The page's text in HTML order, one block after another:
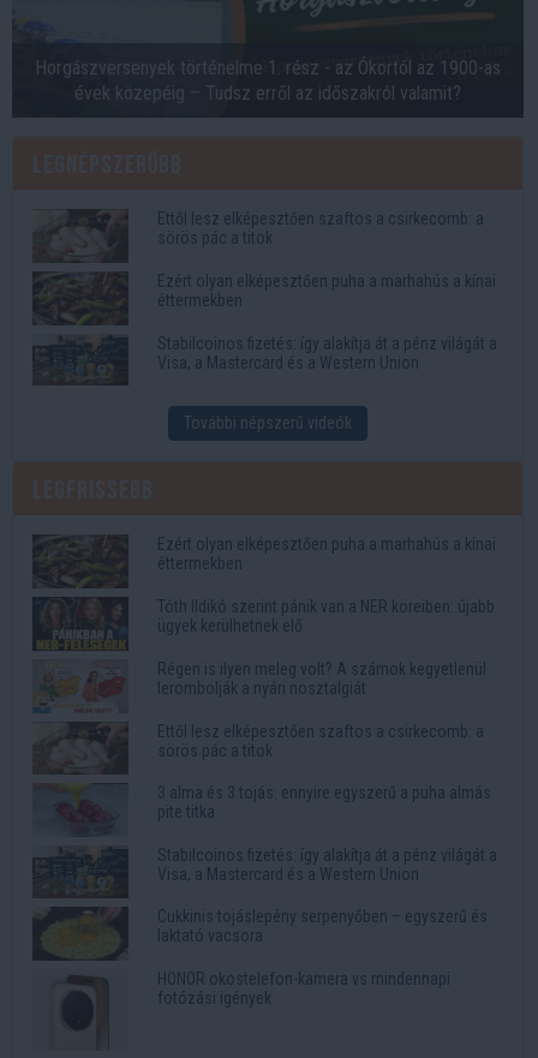
Horgászversenyek történelme 1. rész - az Ókortól az 1900-as
évek közepéig – Tudsz erről az időszakról valamit?
Ettől lesz elképesztően szaftos a csirkecomb: a
sörös pác a titok
Ezért olyan elképesztően puha a marhahús a kínai
éttermekben
Stabilcoinos fizetés: így alakítja át a pénz világát a
Visa, a Mastercard és a Western Union
További népszerű videók
Ezért olyan elképesztően puha a marhahús a kínai
éttermekben
Tóth Ildikó szerint pánik van a NER köreiben: újabb
ügyek kerülhetnek elő
Régen is ilyen meleg volt? A számok kegyetlenül
lerombolják a nyári nosztalgiát
Ettől lesz elképesztően szaftos a csirkecomb: a
sörös pác a titok
3 alma és 3 tojás: ennyire egyszerű a puha almás
pite titka
Stabilcoinos fizetés: így alakítja át a pénz világát a
Visa, a Mastercard és a Western Union
Cukkinis tojáslepény serpenyőben – egyszerű és
laktató vacsora
HONOR okostelefon-kamera vs mindennapi
fotózási igények